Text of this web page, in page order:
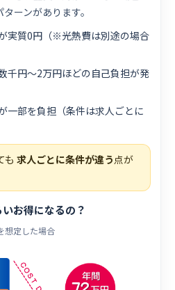
ーンがあります。
実質0円（※光熱費は別途の場合
千円〜2万円ほどの自己負担が発
一部を負担（条件は求人ごとに
も 求人ごとに条件が違う点が
お得になるの？
想定した場合